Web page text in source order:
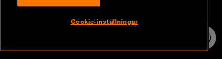
Cookie-inställningar